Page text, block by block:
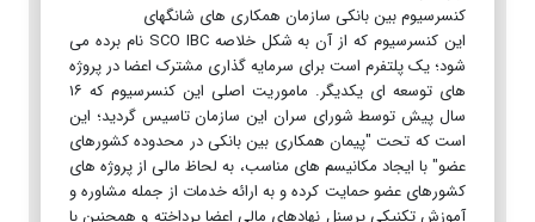
کنسرسیوم بین بانکی سازمان همکاری های شانگهای
این کنسرسیوم که از آن به شکل خلاصه SCO IBC نام برده می
شود؛ یک پلتفرم است برای سرمایه گذاری مشترک اعضا در پروژه
های توسعه ای یکدیگر. ماموریت اصلی این کنسرسیوم که ۱۶
سال پیش توسط شورای سران‌ این سازمان تاسیس گردید؛ این
است که تحت "پیمان همکاری بین بانکی در محدوده کشورهای
عضو" با ایجاد مکانیسم های مناسب، به لحاظ مالی از پروژه های
کشورهای عضو حمایت کرده و به ارائه خدمات از جمله مشاوره و
آموزش تکنیکی پرسنل نهادهای مالی اعضا پرداخته و همچنین با